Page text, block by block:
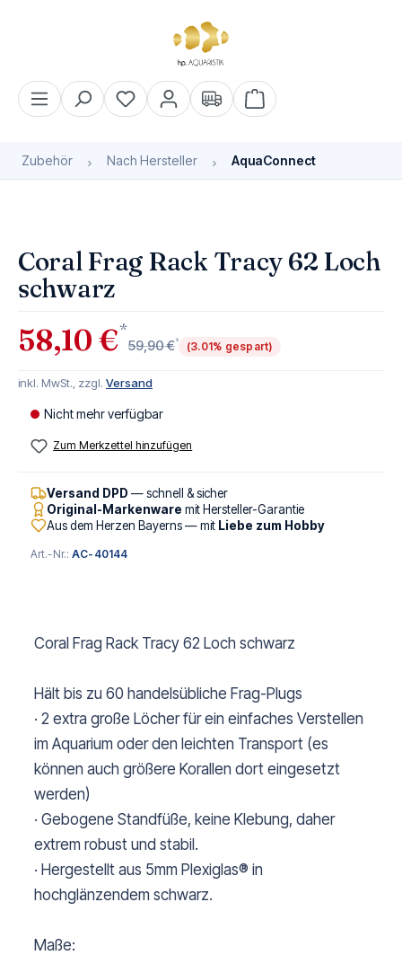
Warenkorb enthält 0
Zubehör Nach Hersteller AquaConnect
Coral Frag Rack Tracy 62 Loch
schwarz
58,10 €*
59,90 €* (3.01% gespart)
inkl. MwSt., zzgl. Versand
Nicht mehr verfügbar
Zum Merkzettel hinzufügen
Versand DPD — schnell & sicher
Original-Markenware mit Hersteller-Garantie
Aus dem Herzen Bayerns — mit Liebe zum Hobby
Art.-Nr.:AC-40144
Coral Frag Rack Tracy 62 Loch schwarz
Hält bis zu 60 handelsübliche Frag-Plugs
· 2 extra große Löcher für ein einfaches Verstellen
im Aquarium oder den leichten Transport (es
können auch größere Korallen dort eingesetzt
werden)
· Gebogene Standfüße, keine Klebung, daher
extrem robust und stabil.
· Hergestellt aus 5mm Plexiglas® in
hochglänzendem schwarz.
Maße: